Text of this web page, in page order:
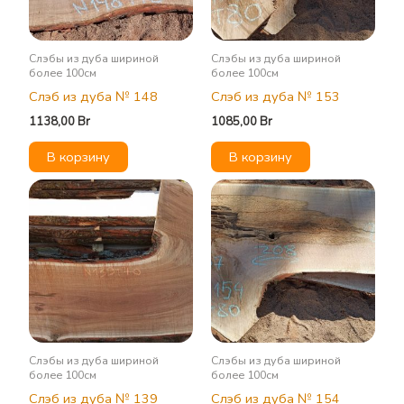
Слэбы из дуба шириной
более 100см
Слэб из дуба № 148
1138,00 Br
В корзину
Слэбы из дуба шириной
более 100см
Слэб из дуба № 153
1085,00 Br
В корзину
Слэбы из дуба шириной
более 100см
Слэб из дуба № 139
Слэбы из дуба шириной
более 100см
Слэб из дуба № 154